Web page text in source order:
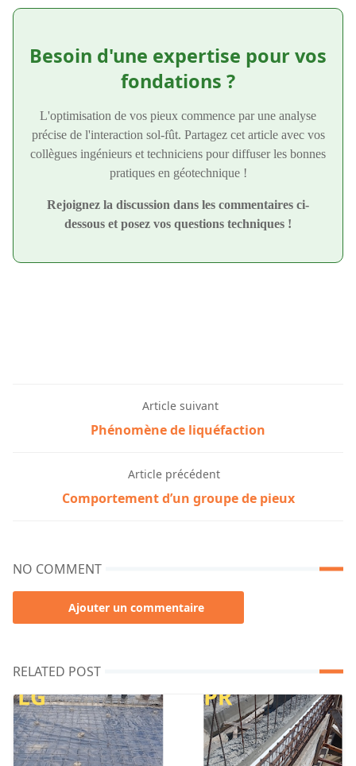
Besoin d'une expertise pour vos
fondations ?
L'optimisation de vos pieux commence par une analyse
précise de l'interaction sol-fût. Partagez cet article avec vos
collègues ingénieurs et techniciens pour diffuser les bonnes
pratiques en géotechnique !
Rejoignez la discussion dans les commentaires ci-
dessous et posez vos questions techniques !
Article suivant
Phénomène de liquéfaction
Article précédent
Comportement d’un groupe de pieux
NO COMMENT
Ajouter un commentaire
RELATED POST